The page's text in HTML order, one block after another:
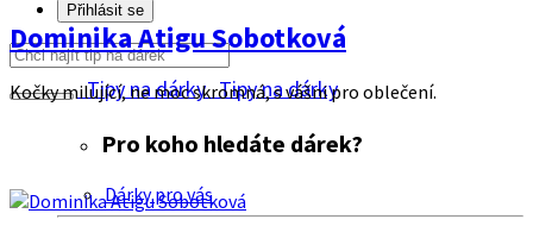
Přihlásit se
Tipy na dárkyTipy na dárky
Pro koho hledáte dárek?
Dárky pro vás
Dominika Atigu Sobotková
Kočky milující, ne moc skromná, s vášni pro oblečení.